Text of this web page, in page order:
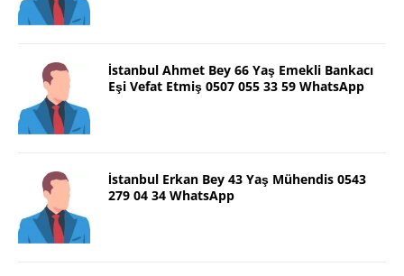
İstanbul Ahmet Bey 66 Yaş Emekli Bankacı
Eşi Vefat Etmiş 0507 055 33 59 WhatsApp
İstanbul Erkan Bey 43 Yaş Mühendis 0543
279 04 34 WhatsApp